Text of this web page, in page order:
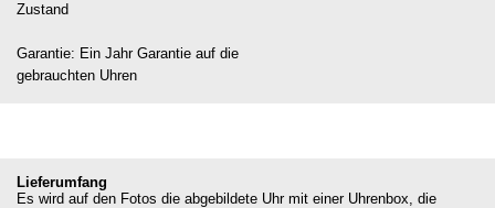
Zustand
Garantie: Ein Jahr Garantie auf die
Lieferumfang
Es wird auf den Fotos die abgebildete Uhr mit einer Uhrenbox, die